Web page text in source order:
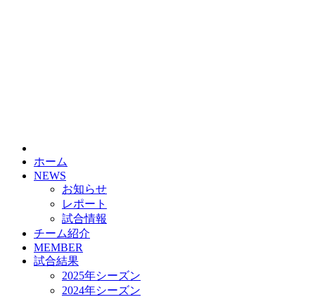
ホーム
NEWS
お知らせ
レポート
試合情報
チーム紹介
MEMBER
試合結果
2025年シーズン
2024年シーズン